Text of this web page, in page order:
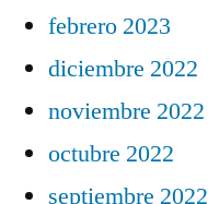
febrero 2023
diciembre 2022
noviembre 2022
octubre 2022
septiembre 2022